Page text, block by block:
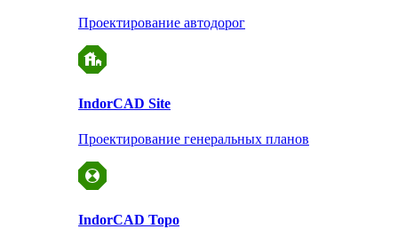
Проектирование автодорог
IndorCAD Site
Проектирование генеральных планов
IndorCAD Topo